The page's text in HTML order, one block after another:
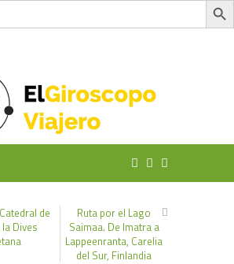
de
Dives
Ruta por el Lago
Saimaa. De Imatra a
Lappeenranta, Carelia
del Sur, Finlandia